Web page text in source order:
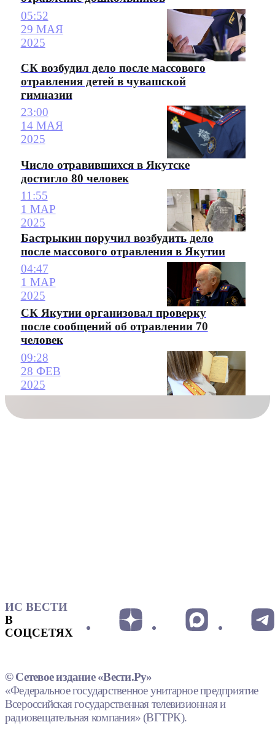
05:52
29 МАЯ
2025
СК возбудил дело после массового
отравления детей в чувашской
гимназии
23:00
14 МАЯ
2025
Число отравившихся в Якутске
достигло 80 человек
11:55
1 МАР
2025
Бастрыкин поручил возбудить дело
после массового отравления в Якутии
04:47
1 МАР
2025
СК Якутии организовал проверку
после сообщений об отравлении 70
человек
09:28
28 ФЕВ
2025
ИС ВЕСТИ
В
СОЦСЕТЯХ
© Сетевое издание «Вести.Ру»
«Федеральное государственное унитарное предприятие
Всероссийская государственная телевизионная и
радиовещательная компания» (ВГТРК).